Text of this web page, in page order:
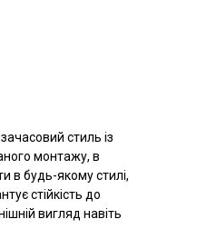
стиль із
монтажу, в
в будь-якому стилі,
стійкість до
вигляд навіть